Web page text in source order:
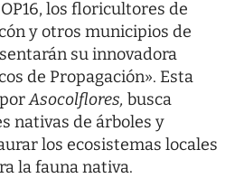
los floricultores de
y otros municipios de
su innovadora
de Propagación». Esta
Asocolflores, busca
nativas de árboles y
los ecosistemas locales
la fauna nativa.